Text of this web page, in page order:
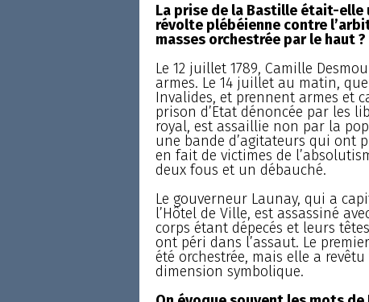
La prise de la Bastille était-elle
révolte plébéienne contre
masses orchestrée par le haut ?
Le 12 juillet 1789, Camille
armes. Le 14 juillet au matin,
Invalides, et prennent armes et
prison d’Etat dénoncée par les
royal, est assaillie non par la
une bande d’agitateurs qui ont
en fait de victimes de
deux fous et un débauché.
Le gouverneur Launay, qui a
l’Hôtel de Ville, est assassiné
corps étant dépecés et leurs
ont péri dans l’assaut. Le
été orchestrée, mais elle a
dimension symbolique.